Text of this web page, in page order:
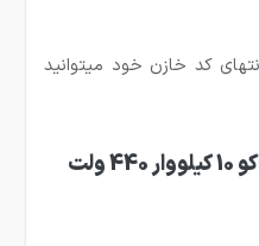
کد خازن خود میتوانید
خازن 3 فاز فشار ضعیف فراکو 10 کیلووار 440 ولت